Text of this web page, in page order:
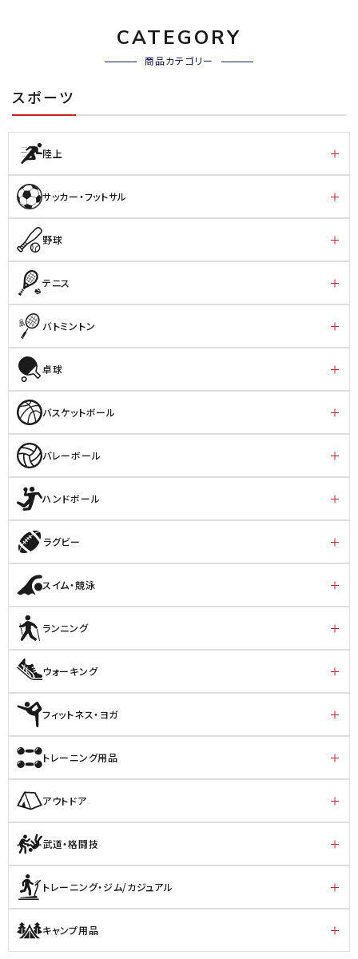
CATEGORY
商品カテゴリー
スポーツ
陸上
サッカー・フットサル
野球
テニス
バトミントン
卓球
バスケットボール
バレーボール
ハンドボール
ラグビー
スイム・競泳
ランニング
ウォーキング
フィットネス・ヨガ
トレーニング用品
アウトドア
武道・格闘技
トレーニング・ジム/カジュアル
キャンプ用品